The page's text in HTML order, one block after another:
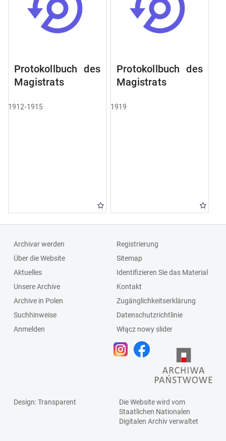
Protokollbuch des
Magistrats
1912-1915
Protokollbuch des
Magistrats
1919
Archivar werden
Über die Website
Aktuelles
Unsere Archive
Archive in Polen
Suchhinweise
Anmelden
Registrierung
Sitemap
Identifizieren Sie das Material
Kontakt
Zugänglichkeitserklärung
Datenschutzrichtlinie
Włącz nowy slider
Design: Transparent
Die Website wird vom
Staatlichen Nationalen
Digitalen Archivverwaltet